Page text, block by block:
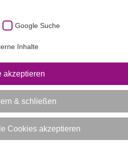
aktivieren
Beispiele für
Sportverein
für alle!
ca. 5 Stunden
Google Suche
Inhalte
akzeptieren
& schließen
Cookies akzeptieren